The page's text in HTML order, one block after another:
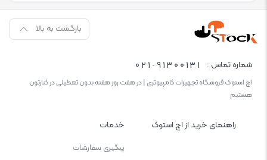
بازگشت به بالا
شماره تماس : 021-91300131
اچ استوک فروشگاه تجهیزات کامپیوتری | در هفت روز هفته بدون تعطیلی در کنارتون
هستیم
راهنمای خرید از اچ استوک خدمات
پیگیری سفارشات